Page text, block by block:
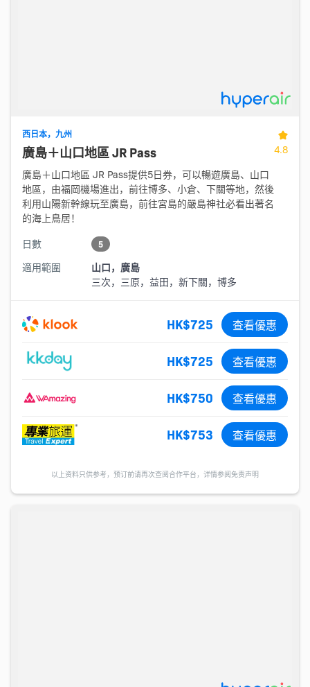
西日本，九州
廣島＋山口地區 JR Pass
廣島＋山口地區 JR Pass提供5日券，可以暢遊廣島、山口
地區，由福岡機場進出，前往博多、小倉、下關等地，然後
利用山陽新幹線玩至廣島，前往宮島的嚴島神社必看出著名
的海上鳥居！
日數
5
適用範圍
山口，廣島
三次，三原，益田，新下關，博多
4.8
HK$725 查看優惠
HK$725 查看優惠
HK$750 查看優惠
HK$753 查看優惠
以上资料只供参考，预订前请再次查阅合作平台，详情参阅免责声明